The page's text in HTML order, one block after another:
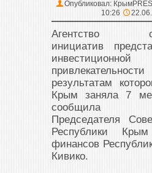
Опубликовал:
10:26
Агентство
инициатив
инвестиционной
результатам
Крым заняла 7
сообщила
Председателя
Республики
финансов
Кивико.